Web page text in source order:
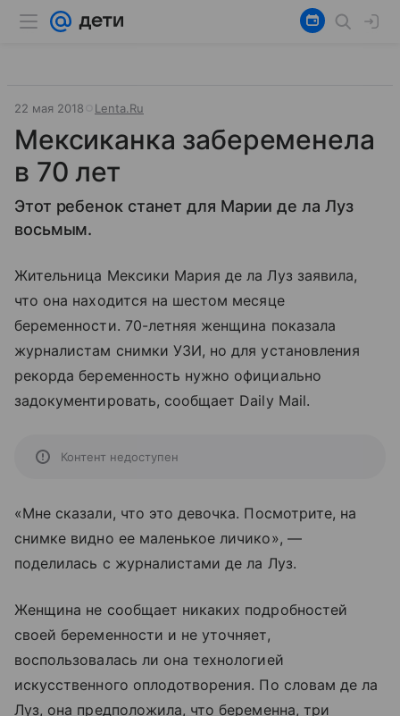
22 мая 2018 Lenta.Ru
Мексиканка забеременела
в 70 лет
Этот ребенок станет для Марии де ла Луз
восьмым.
Жительница Мексики Мария де ла Луз заявила,
что она находится на шестом месяце
беременности. 70-летняя женщина показала
журналистам снимки УЗИ, но для установления
рекорда беременность нужно официально
задокументировать, сообщает Daily Mail.
Контент недоступен
«Мне сказали, что это девочка. Посмотрите, на
снимке видно ее маленькое личико», —
поделилась с журналистами де ла Луз.
Женщина не сообщает никаких подробностей
своей беременности и не уточняет,
воспользовалась ли она технологией
искусственного оплодотворения. По словам де ла
Луз, она предположила, что беременна, три